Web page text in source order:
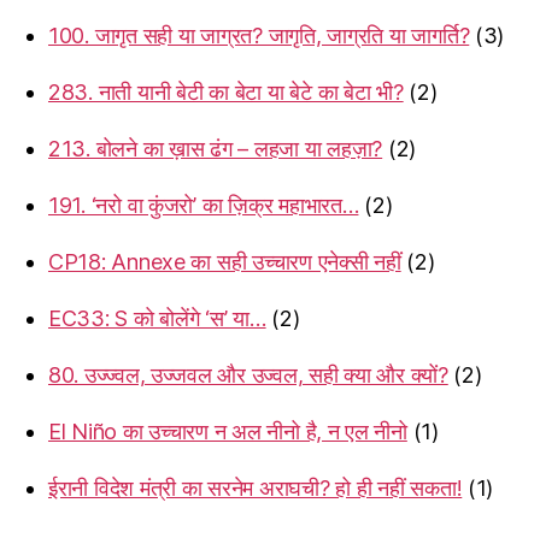
100. जागृत सही या जाग्रत? जागृति, जाग्रति या जागर्ति? (3)
283. नाती यानी बेटी का बेटा या बेटे का बेटा भी? (2)
213. बोलने का ख़ास ढंग – लहजा या लहज़ा? (2)
191. ‘नरो वा कुंजरो’ का ज़िक्र महाभारत… (2)
CP18: Annexe का सही उच्चारण एनेक्सी नहीं (2)
EC33: S को बोलेंगे ‘स’ या… (2)
80. उज्ज्वल, उज्जवल और उज्वल, सही क्या और क्यों? (2)
El Niño का उच्चारण न अल नीनो है, न एल नीनो (1)
ईरानी विदेश मंत्री का सरनेम अराघची? हो ही नहीं सकता! (1)